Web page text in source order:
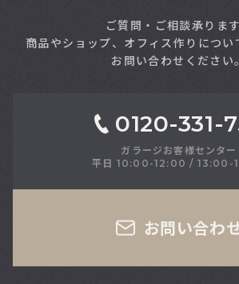
ご質問・ご相談承ります
商品やショップ、オフィス作りについ
お問い合わせください。
0120-331-
ガラージお客様センター
平日 10:00-12:00 / 13:00-
お問い合わ